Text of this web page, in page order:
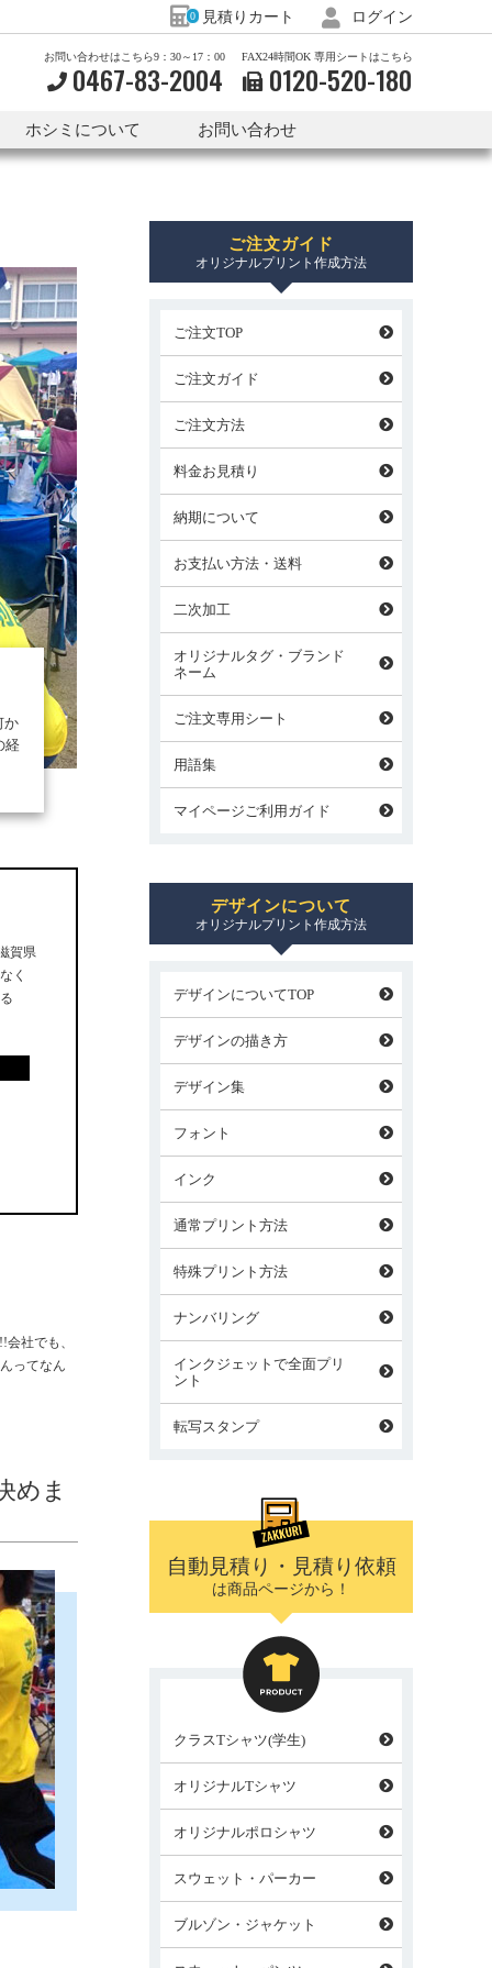
0 見積りカート ログイン
お問い合わせはこちら9：30～17：00
0467-83-2004
FAX24時間OK 専用シートはこちら
0120-520-180
ホシミについて お問い合わせ
か
経
賀県
く
社でも、
ってなん
めま
ご注文ガイド
オリジナルプリント作成方法
ご注文TOP
ご注文ガイド
ご注文方法
料金お見積り
納期について
お支払い方法・送料
二次加工
オリジナルタグ・ブランド
ネーム
ご注文専用シート
用語集
マイページご利用ガイド
デザインについて
オリジナルプリント作成方法
デザインについてTOP
デザインの描き方
デザイン集
フォント
インク
通常プリント方法
特殊プリント方法
ナンバリング
インクジェットで全面プリ
ント
転写スタンプ
自動見積り・見積り依頼
は商品ページから！
クラスTシャツ(学生)
オリジナルTシャツ
オリジナルポロシャツ
スウェット・パーカー
ブルゾン・ジャケット